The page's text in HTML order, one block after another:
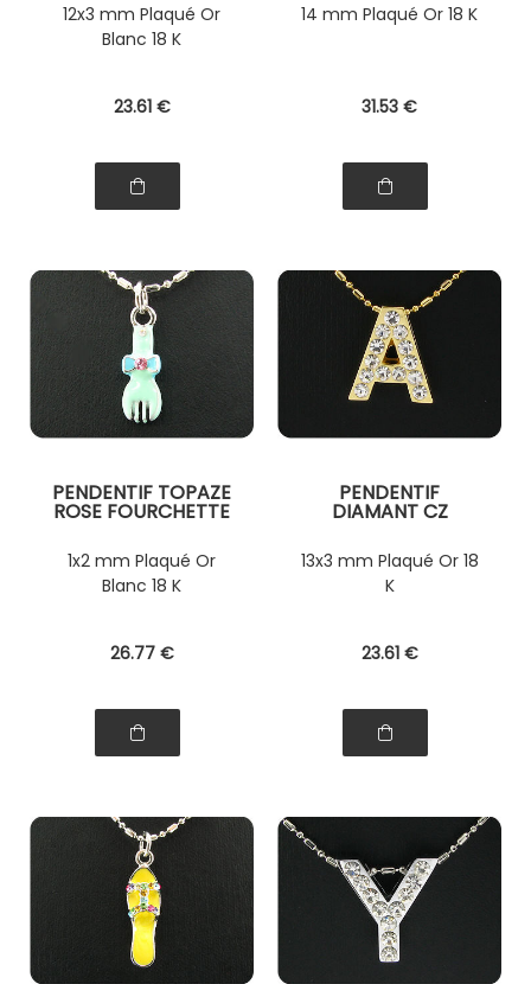
12x3 mm Plaqué Or
Blanc 18 K
23.61 €
14 mm Plaqué Or 18 K
31.53 €
PENDENTIF TOPAZE
ROSE FOURCHETTE
1x2 mm Plaqué Or
Blanc 18 K
26.77 €
PENDENTIF
DIAMANT CZ
13x3 mm Plaqué Or 18
K
23.61 €